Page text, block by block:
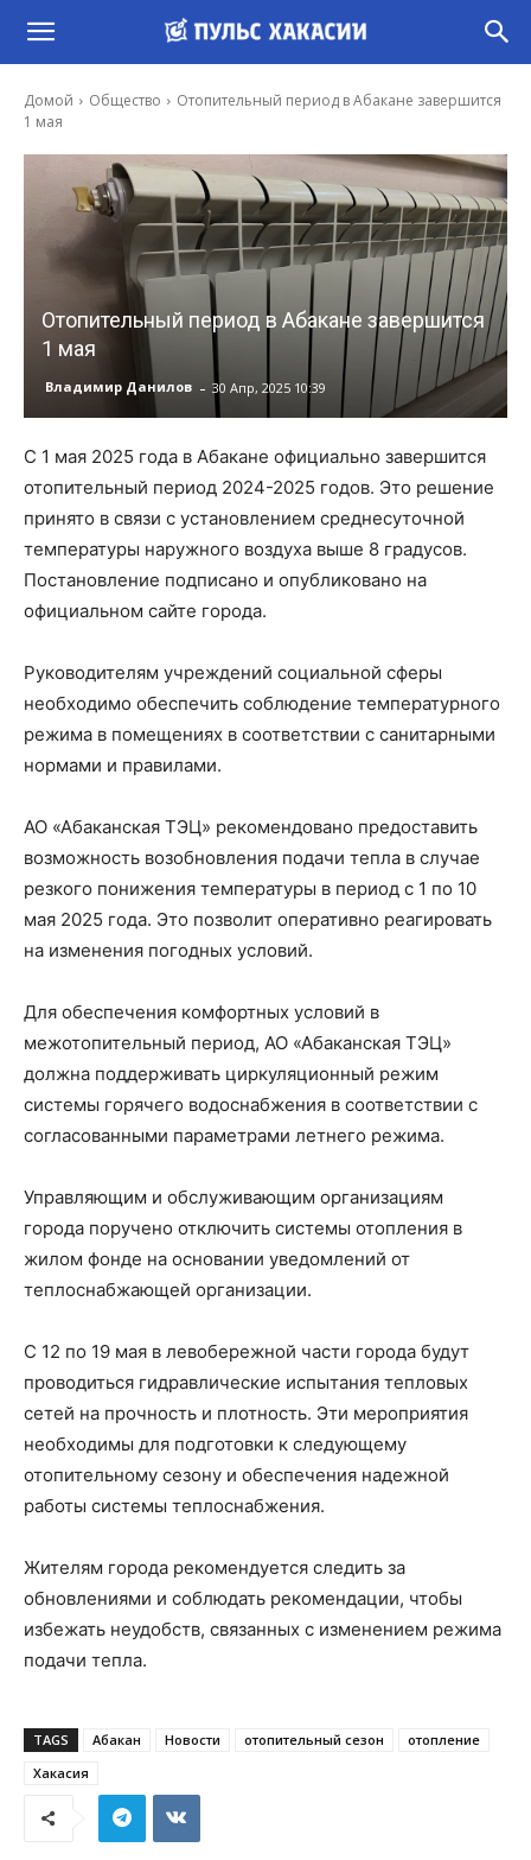
Домой Общество
Отопительный период в Абакане завершится
1 мая
Отопительный период в Абакане завершится
1 мая
Владимир Данилов - 30 Апр, 2025 10:39
С 1 мая 2025 года в Абакане официально завершится
отопительный период 2024-2025 годов. Это решение
принято в связи с установлением среднесуточной
температуры наружного воздуха выше 8 градусов.
Постановление подписано и опубликовано на
официальном сайте города.
Руководителям учреждений социальной сферы
необходимо обеспечить соблюдение температурного
режима в помещениях в соответствии с санитарными
нормами и правилами.
АО «Абаканская ТЭЦ» рекомендовано предоставить
возможность возобновления подачи тепла в случае
резкого понижения температуры в период с 1 по 10
мая 2025 года. Это позволит оперативно реагировать
на изменения погодных условий.
Для обеспечения комфортных условий в
межотопительный период, АО «Абаканская ТЭЦ»
должна поддерживать циркуляционный режим
системы горячего водоснабжения в соответствии с
согласованными параметрами летнего режима.
Управляющим и обслуживающим организациям
города поручено отключить системы отопления в
жилом фонде на основании уведомлений от
теплоснабжающей организации.
С 12 по 19 мая в левобережной части города будут
проводиться гидравлические испытания тепловых
сетей на прочность и плотность. Эти мероприятия
необходимы для подготовки к следующему
отопительному сезону и обеспечения надежной
работы системы теплоснабжения.
Жителям города рекомендуется следить за
обновлениями и соблюдать рекомендации, чтобы
избежать неудобств, связанных с изменением режима
подачи тепла.
TAGS Абакан Новости отопительный сезон
отопление
Хакасия